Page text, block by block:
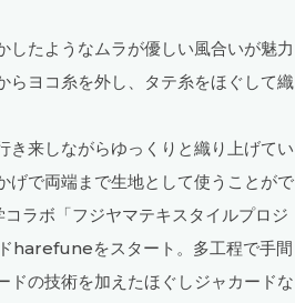
たようなムラが優しい風合いが魅力
らヨコ糸を外し、タテ糸をほぐして織
き来しながらゆっくりと織り上げてい
げで両端まで生地として使うことがで
ラボ「フジヤマテキスタイルプロジ
harefuneをスタート。多工程で手間
ドの技術を加えたほぐしジャカードな